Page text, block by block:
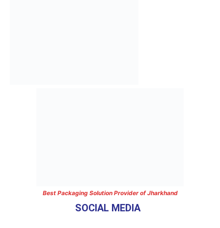
Best Packaging Solution Provider of Jharkhand
SOCIAL MEDIA